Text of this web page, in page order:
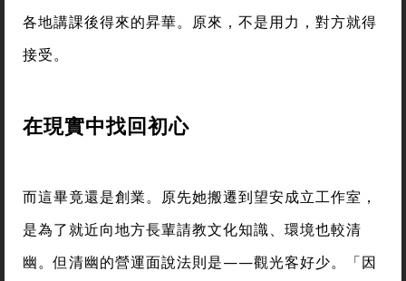
各地講課後得來的昇華。原來，不是用力，對方就得
接受。
在現實中找回初心
而這畢竟還是創業。原先她搬遷到望安成立工作室，
是為了就近向地方長輩請教文化知識、環境也較清
幽。但清幽的營運面說法則是——觀光客好少。「因